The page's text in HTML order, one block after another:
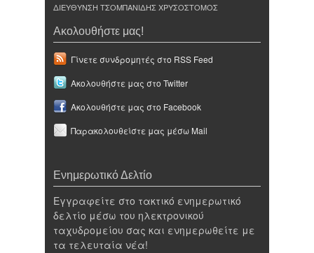
ΔΙΕΥΘΥΝΣΗ ΤΣΟΜΠΑΝΙΔΗΣ ΧΡΥΣΟΣΤΟΜΟΣ
Ακολουθήστε μας!
Γίνετε συνδρομητές στο RSS Feed
Ακολουθήστε μας στο Twitter
Ακολουθήστε μας στο Facebook
Παρακολουθείστε μας μέσω Mail
Ενημερωτικό Δελτίο
Εγγραφείτε στο τακτικό ενημερωτικό
δελτίο μέσω του ηλεκτρονικού
ταχυδρομείου σας και ενημερωθείτε με
τα τελευταία νέα!